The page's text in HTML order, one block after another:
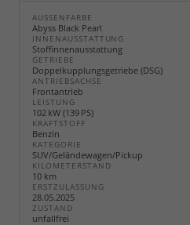
AUSSENFARBE
Abyss Black Pearl
INNENAUSSTATTUNG
Stoffinnenausstattung
GETRIEBE
Doppelkupplungsgetriebe (DSG)
ANTRIEBSACHSE
Frontantrieb
LEISTUNG
102 kW (139 PS)
KRAFTSTOFF
Benzin
KATEGORIE
SUV/Geländewagen/Pickup
KILOMETERSTAND
10 km
ERSTZULASSUNG
28.05.2025
ZUSTAND
unfallfrei